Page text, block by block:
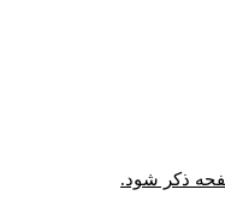
ذکر شود.